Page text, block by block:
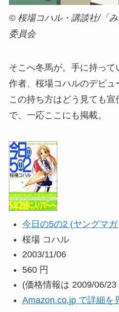
© 桜場コハル・講談社/「
委員会
そこへ冬馬が。手に持っ
作者、桜場コハルのデビュ
この持ち方はどう見ても
で、一応ここにも掲載。
今日の5の2 (ヤングマ
桜場 コハル
2003/11/06
560 円
(価格情報は 2009/06/
Amazon.co.jp で詳細を